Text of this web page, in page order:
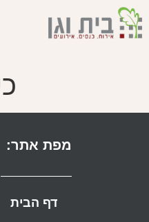
מפת אתר:
דף הבית